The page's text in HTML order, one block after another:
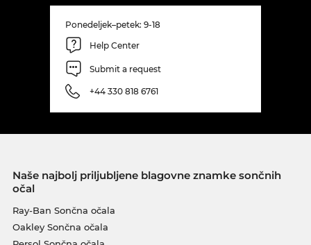
Ponedeljek–petek: 9-18
Help Center
Submit a request
+44 330 818 6761
Naše najbolj priljubljene blagovne znamke sončnih
očal
Ray-Ban Sončna očala
Oakley Sončna očala